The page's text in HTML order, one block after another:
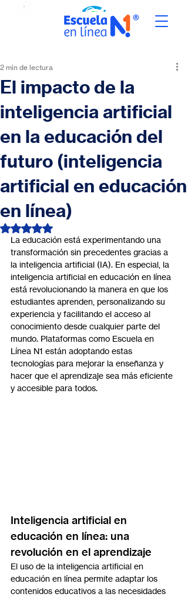
El impacto de la
inteligencia artificial
en la educación del
futuro (inteligencia
artificial en educación
en línea)
2 min de lectura
Obtuvo NaN de 5 estrellas.
La educación está experimentando una
transformación sin precedentes gracias a
la inteligencia artificial (IA). En especial, la
inteligencia artificial en educación en línea
está revolucionando la manera en que los
estudiantes aprenden, personalizando su
experiencia y facilitando el acceso al
conocimiento desde cualquier parte del
mundo. Plataformas como Escuela en
Línea N1 están adoptando estas
tecnologías para mejorar la enseñanza y
hacer que el aprendizaje sea más eficiente
y accesible para todos.
Inteligencia artificial en
educación en línea: una
revolución en el aprendizaje
El uso de la inteligencia artificial en
educación en línea permite adaptar los
contenidos educativos a las necesidades